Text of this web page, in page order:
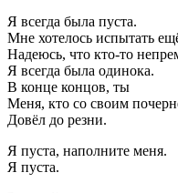
Я всегда была пуста.
Мне хотелось испытать
Надеюсь, что кто-то
Я всегда была одинока.
В конце концов, ты
Меня, кто со своим
Довёл до резни.
Я пуста, наполните меня.
Я пуста.